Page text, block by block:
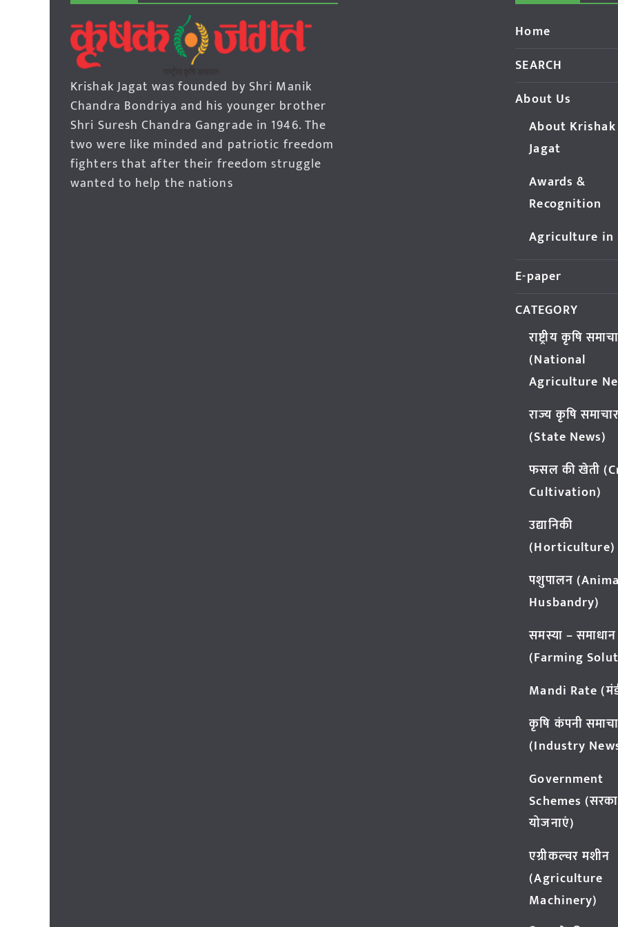
Krishak Jagat was founded by Shri Manik
Chandra Bondriya and his younger brother
Shri Suresh Chandra Gangrade in 1946. The
two were like minded and patriotic freedom
fighters that after their freedom struggle
wanted to help the nations
Home
SEARCH
About Us
About Krishak
Jagat
Awards &
Recognition
Agriculture in
E-paper
CATEGORY
राष्ट्रीय कृषि
(National
Agriculture
राज्य कृषि समाचार
(State News)
फसल की खेती
Cultivation)
उद्यानिकी
(Horticulture)
पशुपालन
Husbandry)
समस्या – समाधान
(Farming
Mandi Rate
कृषि कंपनी
(Industry
Government
Schemes
योजनाएं)
एग्रीकल्चर मशीन
(Agriculture
Machinery)